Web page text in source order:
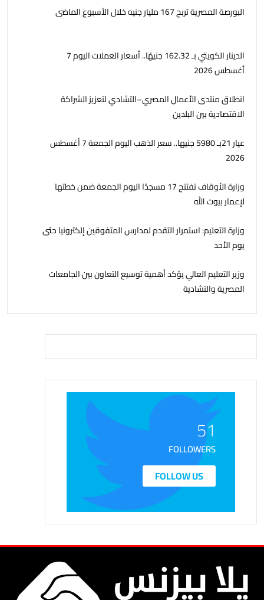
البورصة المصرية تربح 167 مليار جنيه خلال الأسبوع الماضى
الدينار الكويتي بـ 162.32 جنيهًا.. أسعار العملات اليوم 7
أغسطس 2026
انطلاق منتدى الأعمال المصري–التشادي لتعزيز الشراكة
الاقتصادية بين البلدين
عيار 21بـ 5980 جنيها.. سعر الذهب اليوم الجمعة 7 أغسطس
2026
وزارة الأوقاف تفتتح 17 مسجدًا اليوم الجمعة ضمن خطتها
لإعمار بيوت الله
وزارة التعليم: استمرار التقدم لمدارس المتفوقين إلكترونيا حتى
يوم الأحد
وزير التعليم العالي يؤكد أهمية توسيع التعاون بين الجامعات
المصرية والتشادية
51
FOLLOWERS
FOLLOW US